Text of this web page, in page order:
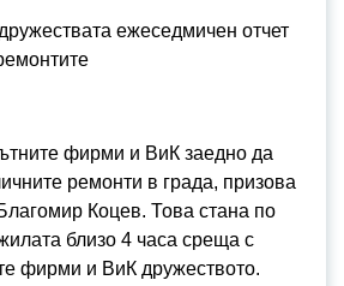
ежеседмичен отчет
фирми и ВиК заедно да
ремонти в града, призова
Коцев. Това стана по
близо 4 часа среща с
фирми и ВиК дружеството.